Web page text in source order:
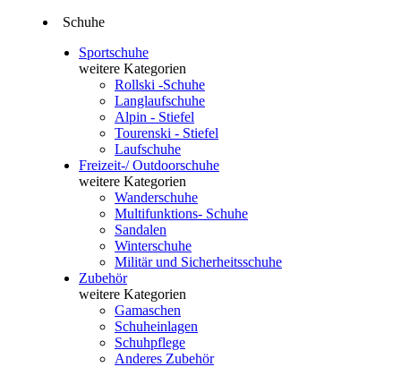
Schuhe
Sportschuhe
weitere Kategorien
Rollski -Schuhe
Langlaufschuhe
Alpin - Stiefel
Tourenski - Stiefel
Laufschuhe
Freizeit-/ Outdoorschuhe
weitere Kategorien
Wanderschuhe
Multifunktions- Schuhe
Sandalen
Winterschuhe
Militär und Sicherheitsschuhe
Zubehör
weitere Kategorien
Gamaschen
Schuheinlagen
Schuhpflege
Anderes Zubehör